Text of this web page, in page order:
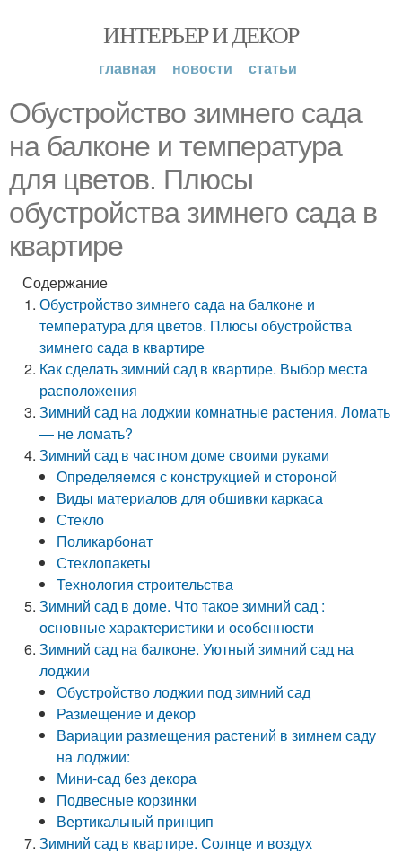
ИНТЕРЬЕР И ДЕКОР
главная новости статьи
Обустройство зимнего сада
на балконе и температура
для цветов. Плюсы
обустройства зимнего сада в
квартире
Содержание
Обустройство зимнего сада на балконе и
температура для цветов. Плюсы обустройства
зимнего сада в квартире
Как сделать зимний сад в квартире. Выбор места
расположения
Зимний сад на лоджии комнатные растения. Ломать
— не ломать?
Зимний сад в частном доме своими руками
Определяемся с конструкцией и стороной
Виды материалов для обшивки каркаса
Стекло
Поликарбонат
Стеклопакеты
Технология строительства
Зимний сад в доме. Что такое зимний сад :
основные характеристики и особенности
Зимний сад на балконе. Уютный зимний сад на
лоджии
Обустройство лоджии под зимний сад
Размещение и декор
Вариации размещения растений в зимнем саду
на лоджии:
Мини-сад без декора
Подвесные корзинки
Вертикальный принцип
Зимний сад в квартире. Солнце и воздух